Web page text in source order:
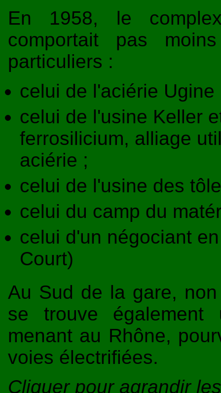
En 1958, le
comportait pas
particuliers :
celui de l'aciérie Ugine
celui de l'usine Keller
ferrosilicium, alliage
aciérie ;
celui de l'usine des
celui du camp du
celui d'un négociant
Court)
Au Sud de la gare,
se trouve également
menant au Rhône,
voies électrifiées.
Cliquer pour agrandir